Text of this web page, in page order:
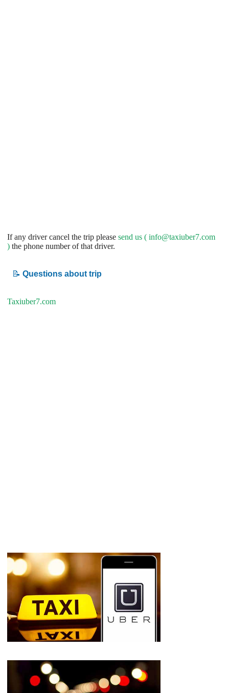
If any driver cancel the trip please send us ( info@taxiuber7.com
) the phone number of that driver.
📝 Questions about trip
Taxiuber7.com